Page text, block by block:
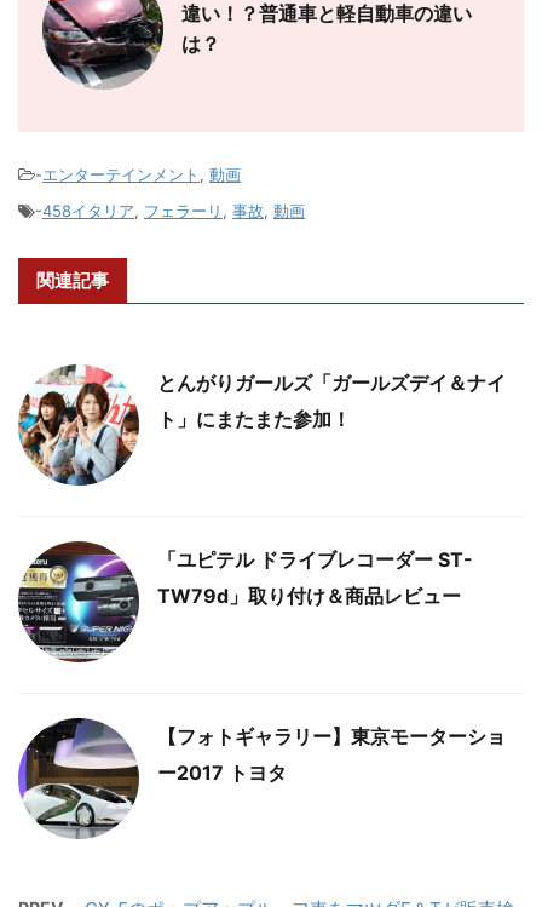
違い！？普通車と軽自動車の違い
は？
-エンターテインメント , 動画
-458イタリア, フェラーリ , 事故, 動画
関連記事
とんがりガールズ「ガールズデイ＆ナイ
ト」にまたまた参加！
「ユピテル ドライブレコーダー ST-
TW79d」取り付け＆商品レビュー
【フォトギャラリー】東京モーターショ
ー2017 トヨタ